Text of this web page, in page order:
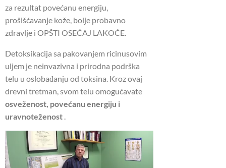
za rezultat povećanu energiju,
prošišćavanje kože, bolje probavno
zdravlje i OPŠTI OSEĆAJ LAKOĆE.
Detoksikacija sa pakovanjem ricinusovim
uljem je neinvazivna i prirodna podrška
telu u oslobađanju od toksina. Kroz ovaj
drevni tretman, svom telu omogućavate
osveženost, povećanu energiju i
uravnoteženost .